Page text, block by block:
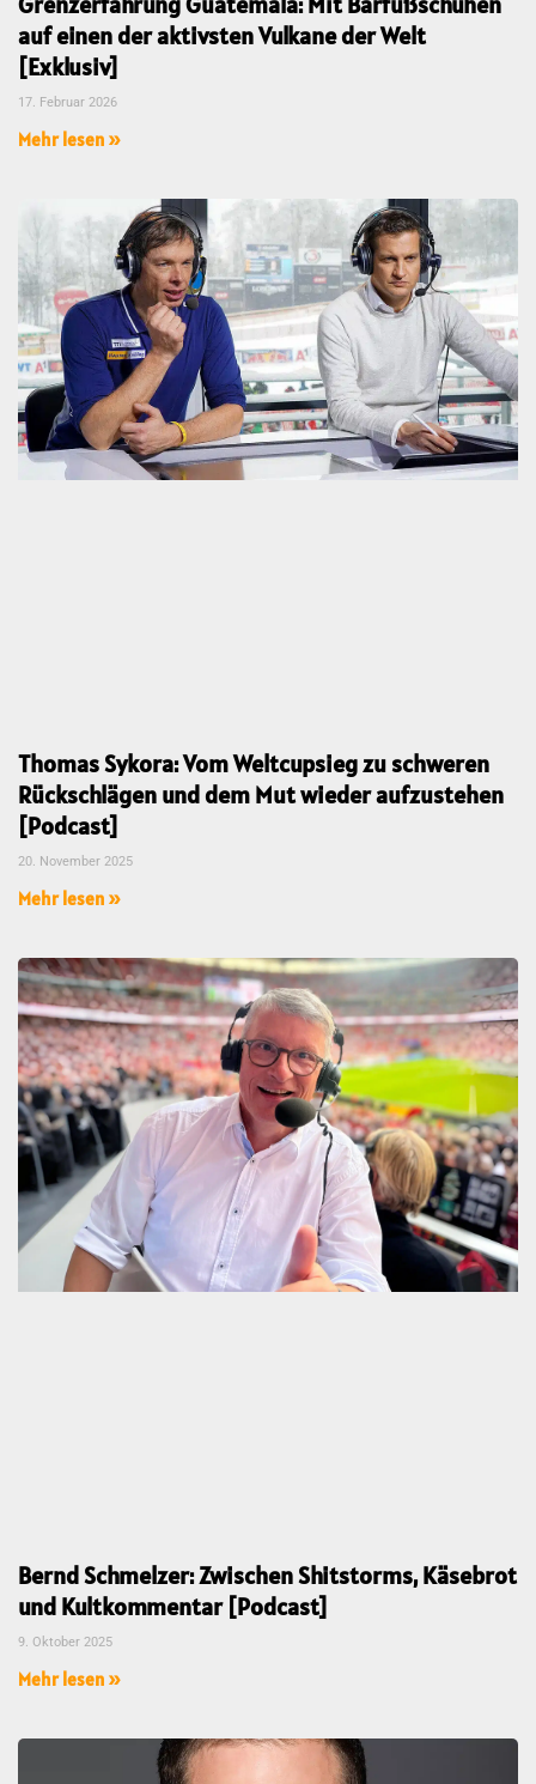
auf einen der aktivsten Vulkane der Welt
[Exklusiv]
17. Februar 2026
Mehr lesen »
Thomas Sykora: Vom Weltcupsieg zu schweren
Rückschlägen und dem Mut wieder aufzustehen
[Podcast]
20. November 2025
Mehr lesen »
Bernd Schmelzer: Zwischen Shitstorms, Käsebrot
und Kultkommentar [Podcast]
9. Oktober 2025
Mehr lesen »